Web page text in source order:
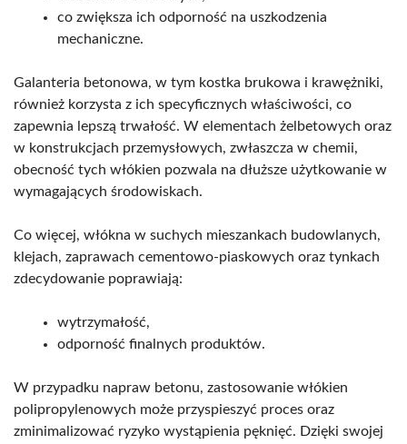
co zwiększa ich odporność na uszkodzenia
mechaniczne.
Galanteria betonowa, w tym kostka brukowa i krawężniki,
również korzysta z ich specyficznych właściwości, co
zapewnia lepszą trwałość. W elementach żelbetowych oraz
w konstrukcjach przemysłowych, zwłaszcza w chemii,
obecność tych włókien pozwala na dłuższe użytkowanie w
wymagających środowiskach.
Co więcej, włókna w suchych mieszankach budowlanych,
klejach, zaprawach cementowo-piaskowych oraz tynkach
zdecydowanie poprawiają:
wytrzymałość,
odporność finalnych produktów.
W przypadku napraw betonu, zastosowanie włókien
polipropylenowych może przyspieszyć proces oraz
zminimalizować ryzyko wystąpienia pęknięć. Dzięki swojej